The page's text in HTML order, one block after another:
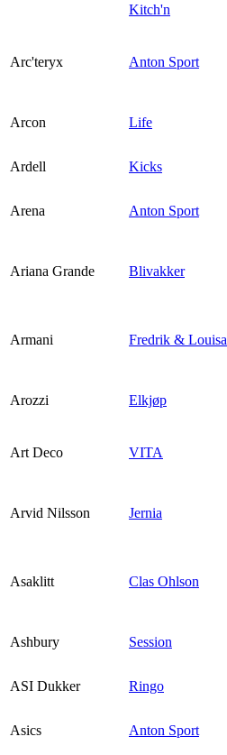
Kitch'n
Arc'teryx Anton Sport
Arcon Life
Ardell
Kicks
Arena Anton Sport
Ariana Grande Blivakker
Armani Fredrik & Louisa
Arozzi Elkjøp
Art Deco VITA
Arvid Nilsson Jernia
Asaklitt Clas Ohlson
Ashbury Session
ASI Dukker
Ringo
Asics Anton Sport